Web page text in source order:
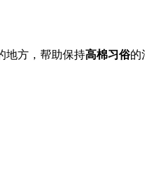
地方，帮助保持高棉习俗的